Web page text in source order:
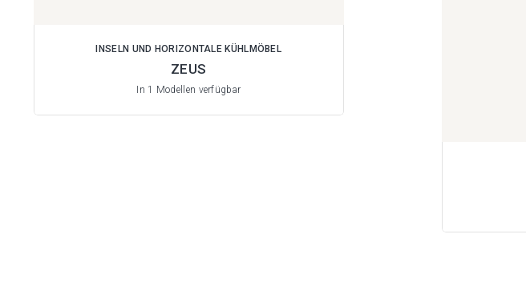
INSELN UND HORIZONTALE KÜHLMÖBEL
ZEUS
In 1 Modellen verfügbar